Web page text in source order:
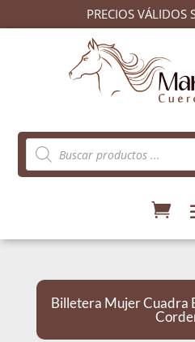
PRECIOS VÁLIDOS
Búsqueda
de
productos
Billetera Mujer Cuadra